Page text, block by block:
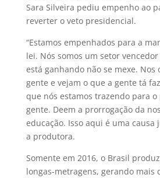
Sara Silveira pediu empenho ao
reverter o veto presidencial.
“Estamos empenhados para a
lei. Nós somos um setor
está ganhando não se mexe. Nos
gente e vejam o que a gente tá
que nós estamos trazendo para o
gente. Deem a prorrogação da
educação. Isso aqui é uma causa
a produtora.
Somente em 2016, o Brasil
longas-metragens, gerando mais